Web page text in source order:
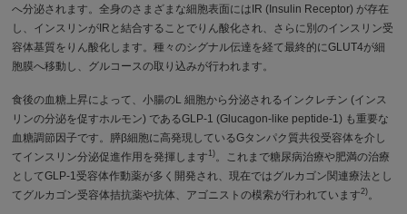
へ分泌されます。全身のさまざまな細胞表面にはIR (Insulin Receptor) が存在
し、インスリンがIRと結合することでりん酸化され、さらに別のインスリン受
容体基質をりん酸化します。種々のシグナル伝達を経て最終的にGLUT4が細
胞膜へ移動し、グルコースの取り込みが行われます。
食後の血糖上昇によって、小腸のL 細胞から分泌されるインクレチン (インス
リンの分泌を促すホルモン) であるGLP-1 (Glucagon-like peptide-1) も重要な
血糖調節因子です。膵β細胞に高発現しているGタンパク質共役受容体を介し
てインスリン分泌促進作用を発揮します 1)
。これまで糖尿病治療や肥満の治療
としてGLP-1受容体作動薬が多く開発され、現在ではグルカゴン関連療法とし
てグルカゴン受容体拮抗薬や抗体、アゴニストの模索が行われています2)